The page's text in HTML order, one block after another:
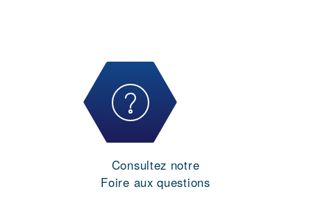
Consultez notre
Foire aux questions